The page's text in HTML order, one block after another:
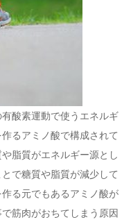
酸素運動で使うエネルギ
るアミノ酸で構成されて
脂質がエネルギー源とし
で糖質や脂質が減少して
る元でもあるアミノ酸が
筋肉がおちてしまう原因